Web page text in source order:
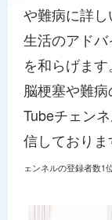
や難病に詳
生活のアド
を和らげます。
脳梗塞や難
Tubeチェン
信しておりま
ェンネルの登録者数1